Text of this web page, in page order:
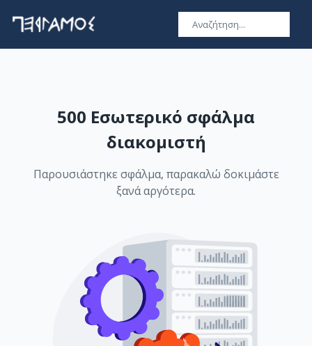
500 Εσωτερικό σφάλμα
διακομιστή
Παρουσιάστηκε σφάλμα, παρακαλώ δοκιμάστε
ξανά αργότερα.